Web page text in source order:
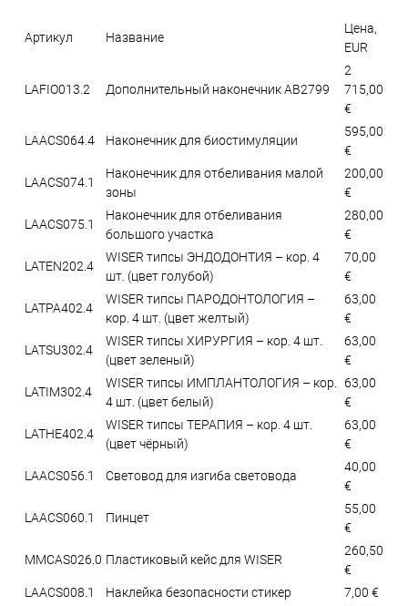
Артикул Название
Цена,
EUR
LAFIO013.2 Дополнительный наконечник AB2799
2
715,00
€
LAACS064.4 Наконечник для биостимуляции
595,00
€
LAACS074.1
Наконечник для отбеливания малой
зоны
200,00
€
LAACS075.1
Наконечник для отбеливания
большого участка
280,00
€
LATEN202.4
WISER типсы ЭНДОДОНТИЯ – кор. 4
шт. (цвет голубой)
70,00
€
LATPA402.4
WISER типсы ПАРОДОНТОЛОГИЯ –
кор. 4 шт. (цвет желтый)
63,00
€
LATSU302.4
WISER типсы ХИРУРГИЯ – кор. 4 шт.
(цвет зеленый)
63,00
€
LATIM302.4
WISER типсы ИМПЛАНТОЛОГИЯ – кор.
4 шт. (цвет белый)
63,00
€
LATHE402.4
WISER типсы ТЕРАПИЯ – кор. 4 шт.
(цвет чёрный)
63,00
€
LAACS056.1 Световод для изгиба световода
40,00
€
LAACS060.1 Пинцет
55,00
€
MMCAS026.0 Пластиковый кейс для WISER
260,50
€
LAACS008.1
Наклейка безопасности стикер 7,00 €